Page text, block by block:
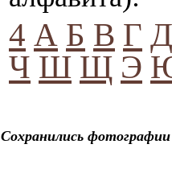
4 А Б В Г Д
Ч Ш Щ Э
Сохранились